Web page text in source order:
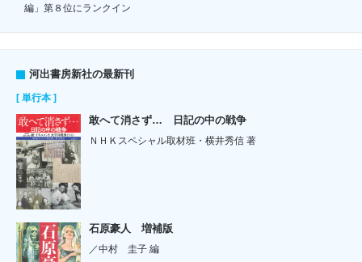
編」第８位にランクイン
河出書房新社の最新刊
[ 単行本 ]
敢へて消さず… 日記の中の戦争
ＮＨＫスペシャル取材班・横井秀信 著
石原豪人 増補版
／中村 圭子 編